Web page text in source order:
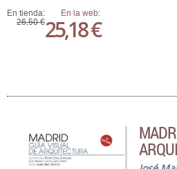
En tienda:
26,50 €
En la web:
25,18 €